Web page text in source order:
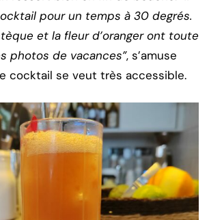
pour un temps à 30 degrés.
et la fleur d’oranger ont toute
photos de vacances”, s’amuse
cocktail se veut très accessible.